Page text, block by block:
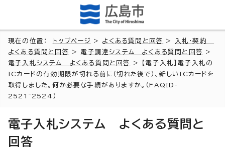
現在の位置： トップページ > よくある質問と回答 >
入札・契約
よくある質問と回答
> 電子調達システム よくある質問と回答
>
電子入札システム よくある質問と回答
> 【電子入札】電子入札の
ICカードの有効期限が切れる前に（切れた後で）、新しいICカードを
取得しました。何か必要な手続がありますか。（FAQID-
2521~2524）
電子入札システム よくある質問と
回答